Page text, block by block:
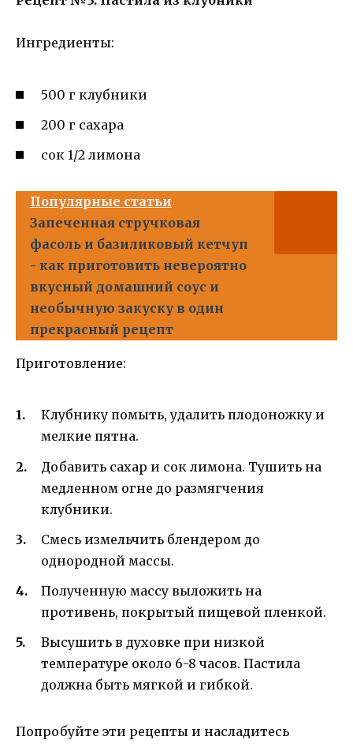
Ингредиенты:
500 г клубники
200 г сахара
сок 1/2 лимона
Популярные статьи
Запеченная стручковая
фасоль и базиликовый кетчуп
- как приготовить невероятно
вкусный домашний соус и
необычную закуску в один
прекрасный рецепт
Приготовление:
Клубнику помыть, удалить плодоножку и
мелкие пятна.
Добавить сахар и сок лимона. Тушить на
медленном огне до размягчения
клубники.
Смесь измельчить блендером до
однородной массы.
Полученную массу выложить на
противень, покрытый пищевой пленкой.
Высушить в духовке при низкой
температуре около 6-8 часов. Пастила
должна быть мягкой и гибкой.
Попробуйте эти рецепты и насладитесь